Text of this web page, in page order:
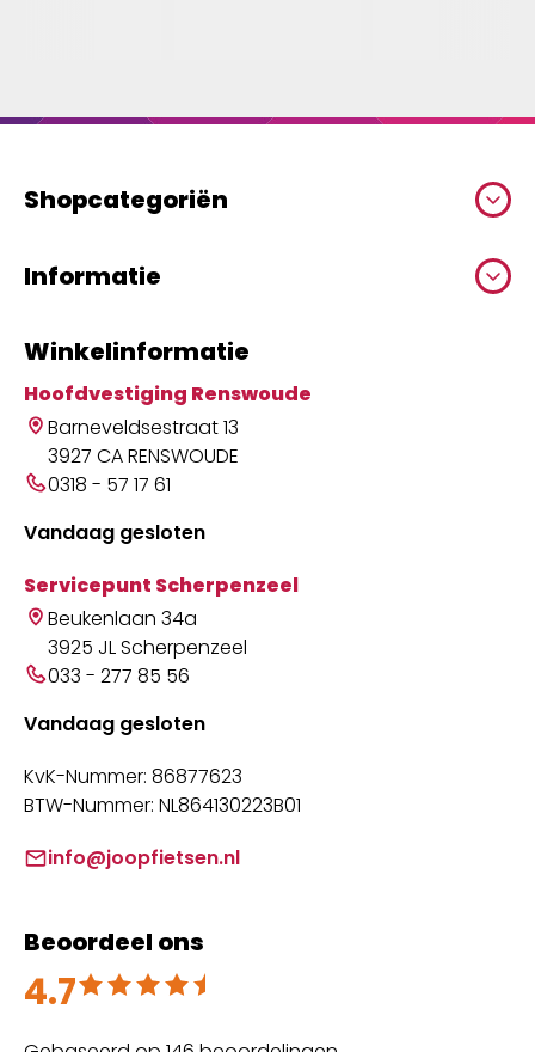
Shopcategoriën
Informatie
Winkelinformatie
Hoofdvestiging Renswoude
Barneveldsestraat 13
3927 CA RENSWOUDE
0318 - 57 17 61
Vandaag gesloten
Servicepunt Scherpenzeel
Beukenlaan 34a
3925 JL Scherpenzeel
033 - 277 85 56
Vandaag gesloten
KvK-Nummer: 86877623
BTW-Nummer: NL864130223B01
info@joopfietsen.nl
Beoordeel ons
4.7
Beoordeeld met 4.7 uit 5